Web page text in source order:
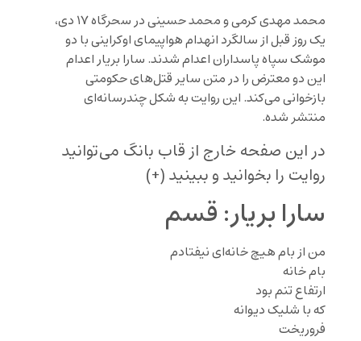
محمد مهدی کرمی و محمد حسینی در سحرگاه ۱۷ دی،
یک روز قبل از سالگرد انهدام هواپیمای اوکراینی با دو
موشک سپاه پاسداران اعدام شدند. سارا بریار اعدام
این دو معترض را در متن سایر قتل‌های حکومتی
بازخوانی می‌کند. این روایت به شکل چندرسانه‌ای
منتشر شده.
در این صفحه خارج از قاب بانگ می‌توانید
روایت را بخوانید و ببینید (+)
سارا بریار: قسم
من از بام هیچ خانه‌ای نیفتادم
بام خانه
ارتفاع تنم بود
که با شلیک دیوانه
فروریخت